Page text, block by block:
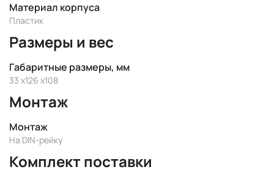
Материал корпуса
Пластик
Размеры и вес
Габаритные размеры, мм
33 x126 x108
Монтаж
Монтаж
На DIN-рейку
Комплект поставки